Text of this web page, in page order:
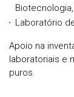
Laboratório
Apoio na
laboratoriais e
puros.